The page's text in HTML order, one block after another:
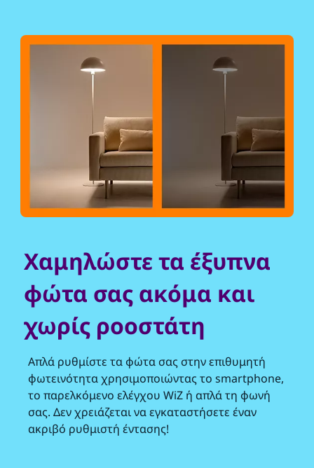
Χαμηλώστε τα έξυπνα
φώτα σας ακόμα και
χωρίς ροοστάτη
Απλά ρυθμίστε τα φώτα σας στην επιθυμητή
φωτεινότητα χρησιμοποιώντας το smartphone,
το παρελκόμενο ελέγχου WiZ ή απλά τη φωνή
σας. Δεν χρειάζεται να εγκαταστήσετε έναν
ακριβό ρυθμιστή έντασης!